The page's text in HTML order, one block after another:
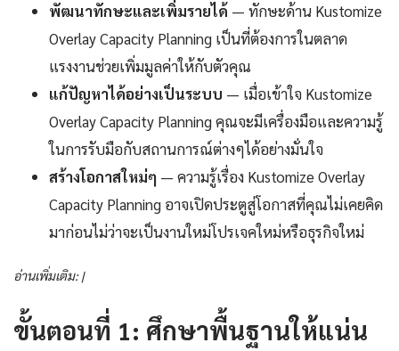
พัฒนาทักษะและเพิ่มรายได้ — ทักษะด้าน Kustomize
Overlay Capacity Planning เป็นที่ต้องการในตลาด
แรงงานช่วยเพิ่มมูลค่าให้กับตัวคุณ
แก้ปัญหาได้อย่างเป็นระบบ — เมื่อเข้าใจ Kustomize
Overlay Capacity Planning คุณจะมีเครื่องมือและความรู้
ในการรับมือกับสถานการณ์ต่างๆได้อย่างมั่นใจ
สร้างโอกาสใหม่ๆ — ความรู้เรื่อง Kustomize Overlay
Capacity Planning อาจเปิดประตูสู่โอกาสที่คุณไม่เคยคิด
มาก่อนไม่ว่าจะเป็นงานใหม่โปรเจคใหม่หรือธุรกิจใหม่
อ่านเพิ่มเติม: |
ขั้นตอนที่ 1: ศึกษาพื้นฐานให้แน่น